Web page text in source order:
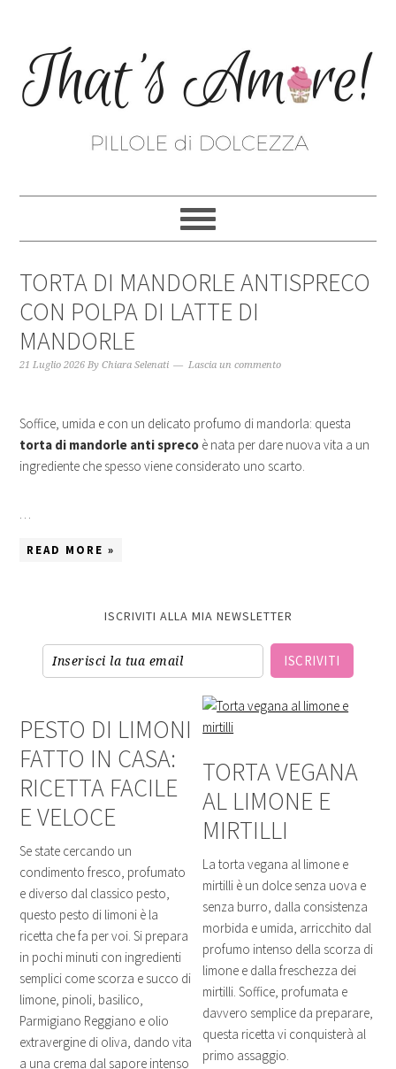
TORTA DI MANDORLE ANTISPRECO
CON POLPA DI LATTE DI
MANDORLE
21 Luglio 2026 ByChiara Selenati Lascia un commento
Soffice, umida e con un delicato profumo di mandorla: questa
torta di mandorle anti spreco è nata per dare nuova vita a un
ingrediente che spesso viene considerato uno scarto.
…
READ MORE »
ISCRIVITI ALLA MIA NEWSLETTER
ISCRIVITI
PESTO DI LIMONI
FATTO IN CASA:
RICETTA FACILE
E VELOCE
Se state cercando un
condimento fresco, profumato
e diverso dal classico pesto,
questo pesto di limoni è la
ricetta che fa per voi. Si prepara
in pochi minuti con ingredienti
semplici come scorza e succo di
limone, pinoli, basilico,
Parmigiano Reggiano e olio
extravergine di oliva, dando vita
a una crema dal sapore intenso
TORTA VEGANA
AL LIMONE E
MIRTILLI
La torta vegana al limone e
mirtilli è un dolce senza uova e
senza burro, dalla consistenza
morbida e umida, arricchito dal
profumo intenso della scorza di
limone e dalla freschezza dei
mirtilli. Soffice, profumata e
davvero semplice da preparare,
questa ricetta vi conquisterà al
primo assaggio.